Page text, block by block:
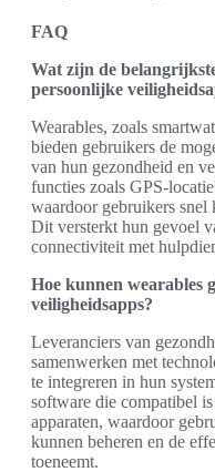
FAQ
Wat zijn de
persoonlijke
Wearables, zoals
bieden gebruikers de
van hun gezondheid en
functies zoals GPS-
waardoor gebruikers snel
Dit versterkt hun gevoel
connectiviteit met
Hoe kunnen wearables
veiligheidsapps?
Leveranciers van
samenwerken met
te integreren in hun
software die compatibel
apparaten, waardoor
kunnen beheren en de
toeneemt.